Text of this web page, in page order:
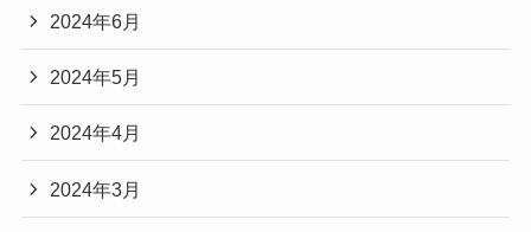
2024年6月
2024年5月
2024年4月
2024年3月